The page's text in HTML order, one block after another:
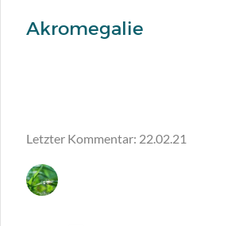
Akromegalie
Letzter Kommentar: 22.02.21